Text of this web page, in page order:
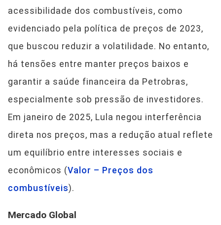
acessibilidade dos combustíveis, como
evidenciado pela política de preços de 2023,
que buscou reduzir a volatilidade. No entanto,
há tensões entre manter preços baixos e
garantir a saúde financeira da Petrobras,
especialmente sob pressão de investidores.
Em janeiro de 2025, Lula negou interferência
direta nos preços, mas a redução atual reflete
um equilíbrio entre interesses sociais e
econômicos (Valor – Preços dos
combustíveis).
Mercado Global